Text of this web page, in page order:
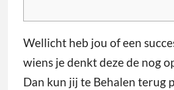
Wellicht heb jou of een
wiens je denkt deze de nog
Dan kun jij te Behalen terug